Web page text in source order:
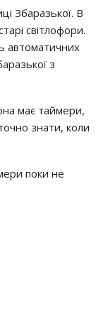
Збаразької. В
світлофори.
автоматичних
з
має таймери,
знати, коли
поки не